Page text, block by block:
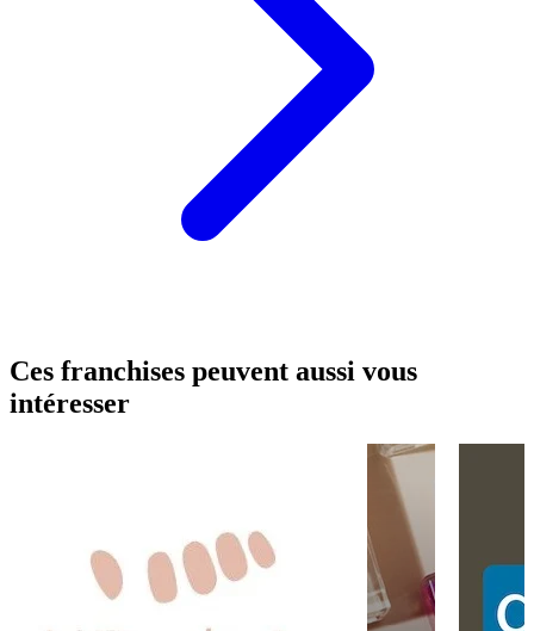
Ces franchises peuvent aussi vous
intéresser